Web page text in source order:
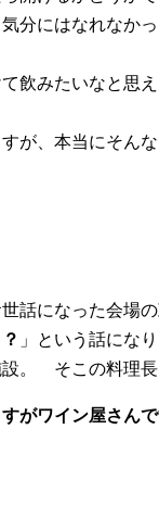
分にはなれなか
飲みたいなと思え
が、本当にそん
世話になった会場の
」という話にな
。 そこの料理
がワイン屋さん